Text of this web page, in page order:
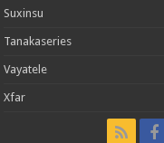
Suxinsu
Tanakaseries
Vayatele
Xfar